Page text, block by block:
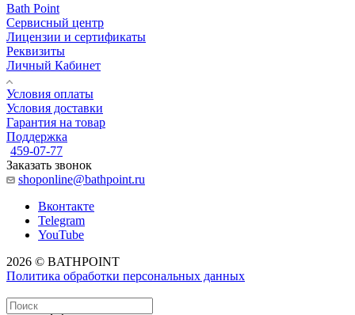
Bath Point
Сервисный центр
Лицензии и сертификаты
Реквизиты
Личный Кабинет
Условия оплаты
Условия доставки
Гарантия на товар
Поддержка
459-07-77
Заказать звонок
shoponline@bathpoint.ru
Вконтакте
Telegram
YouTube
2026 © BATHPOINT
Политика обработки персональных данных